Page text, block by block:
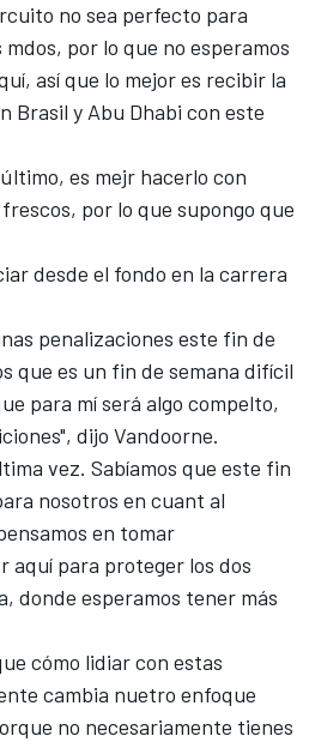
no sea perfecto para
por lo que no esperamos
así que lo mejor es recibir la
Brasil y Abu Dhabi con este
es mejr hacerlo con
por lo que supongo que
desde el fondo en la carrera
penalizaciones este fin de
que es un fin de semana difícil
para mí será algo compelto,
dijo Vandoorne.
vez. Sabíamos que este fin
nosotros en cuant al
en tomar
aquí para proteger los dos
donde esperamos tener más
cómo lidiar con estas
cambia nuetro enfoque
no necesariamente tienes